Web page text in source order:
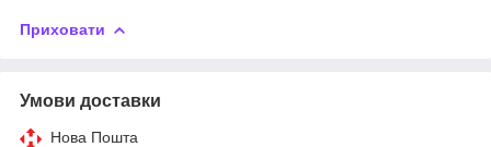
Приховати
Умови доставки
Нова Пошта